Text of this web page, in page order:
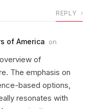
REPLY
of America on
of
The emphasis on
based options,
resonates with